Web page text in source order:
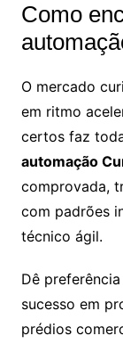
Como
O mercado
em ritmo
certos faz
automação
comprovada,
com padrões
técnico ágil.
Dê
sucesso em
prédios